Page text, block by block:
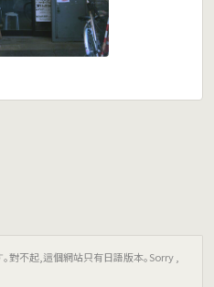
對不起,這個網站只有日語版本｡Sorry ,